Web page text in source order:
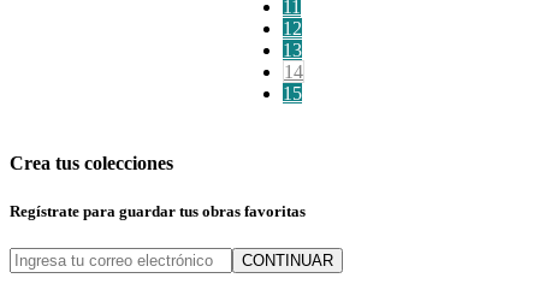
11
12
13
14
15
Crea tus colecciones
Regístrate para guardar tus obras favoritas
CONTINUAR